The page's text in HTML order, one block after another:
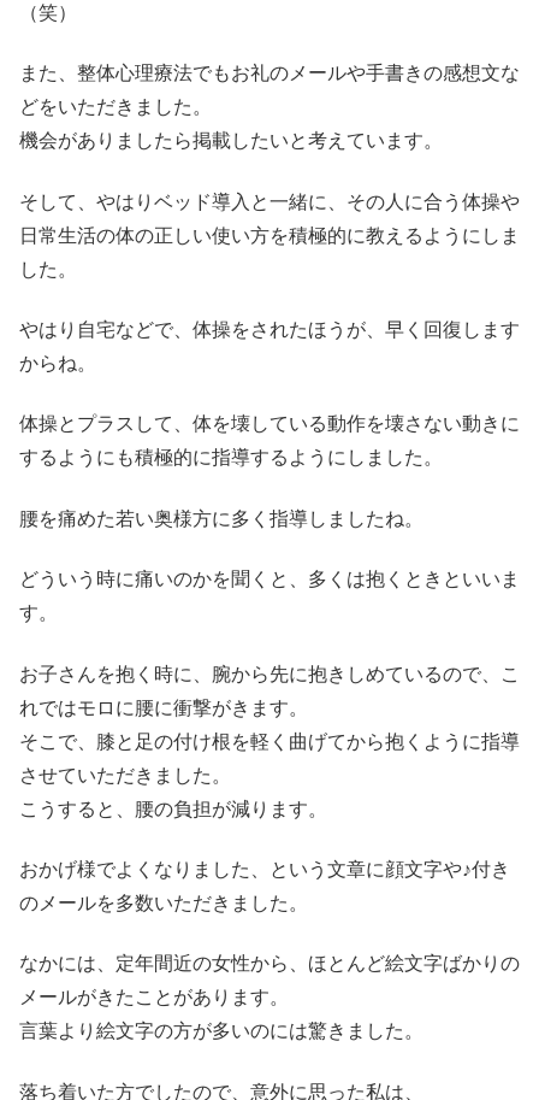
（笑）
また、整体心理療法でもお礼のメールや手書きの感想文な
どをいただきました。
機会がありましたら掲載したいと考えています。
そして、やはりベッド導入と一緒に、その人に合う体操や
日常生活の体の正しい使い方を積極的に教えるようにしま
した。
やはり自宅などで、体操をされたほうが、早く回復します
からね。
体操とプラスして、体を壊している動作を壊さない動きに
するようにも積極的に指導するようにしました。
腰を痛めた若い奥様方に多く指導しましたね。
どういう時に痛いのかを聞くと、多くは抱くときといいま
す。
お子さんを抱く時に、腕から先に抱きしめているので、こ
れではモロに腰に衝撃がきます。
そこで、膝と足の付け根を軽く曲げてから抱くように指導
させていただきました。
こうすると、腰の負担が減ります。
おかげ様でよくなりました、という文章に顔文字や♪付き
のメールを多数いただきました。
なかには、定年間近の女性から、ほとんど絵文字ばかりの
メールがきたことがあります。
言葉より絵文字の方が多いのには驚きました。
落ち着いた方でしたので、意外に思った私は、